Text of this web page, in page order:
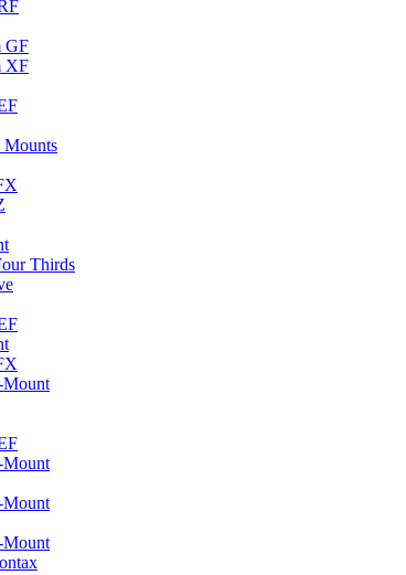
GF
XF
Mounts
Thirds
Mount
Mount
Mount
Mount